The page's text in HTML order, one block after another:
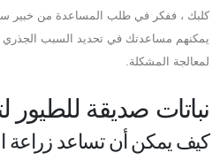
كلبك ، ففكر في طلب المساعدة من خبير
يمكنهم مساعدتك في تحديد السبب الجذري
لمعالجة المشكلة.
نباتات صديقة للطيور
كيف يمكن أن تساعد زراعة